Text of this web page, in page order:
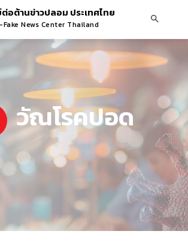
อต้านข่าวปลอม ประเทศไทย
News Center Thailand
วัณโรคปอด